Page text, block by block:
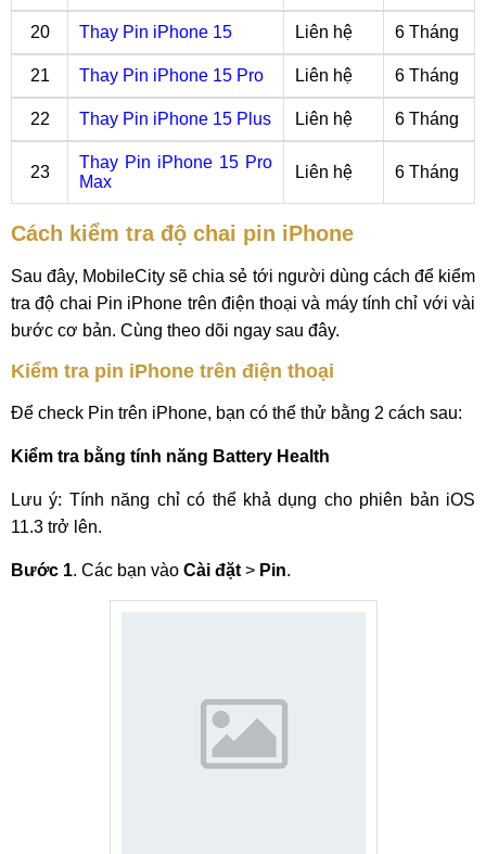
20 Thay Pin iPhone 15 Liên hệ 6 Tháng
21 Thay Pin iPhone 15 Pro Liên hệ 6 Tháng
22 Thay Pin iPhone 15 Plus Liên hệ 6 Tháng
23
Thay Pin iPhone 15 Pro
Max
Liên hệ 6 Tháng
Cách kiểm tra độ chai pin iPhone
Sau đây, MobileCity sẽ chia sẻ tới người dùng cách để kiểm
tra độ chai Pin iPhone trên điện thoại và máy tính chỉ với vài
bước cơ bản. Cùng theo dõi ngay sau đây.
Kiểm tra pin iPhone trên điện thoại
Để check Pin trên iPhone, bạn có thể thử bằng 2 cách sau:
Kiểm tra bằng tính năng Battery Health
Lưu ý: Tính năng chỉ có thể khả dụng cho phiên bản iOS
11.3 trở lên.
Bước 1. Các bạn vào Cài đặt > Pin.